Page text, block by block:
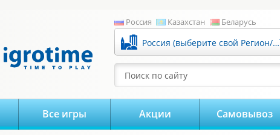
Россия Казахстан Беларусь
Россия (выберите свой Регион/Город)
Поиск по сайту
Все игры Акции Самовывоз